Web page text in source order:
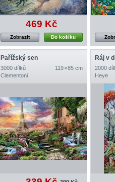
469 Kč
Do košíku
Zobrazit
Pařížský sen
3000 dílků
119 × 85 cm
Clementoni
Ráj v
2000
Heye